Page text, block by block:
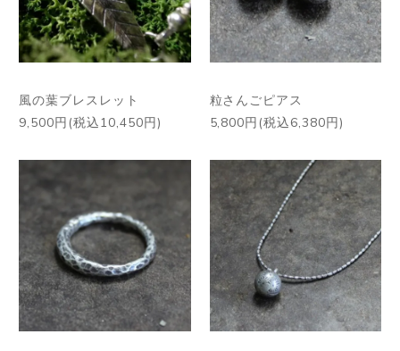
風の葉ブレスレット
9,500円(税込10,450円)
粒さんごピアス
5,800円(税込6,380円)